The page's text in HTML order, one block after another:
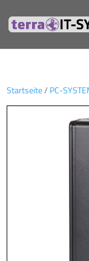
Startseite/ PC-